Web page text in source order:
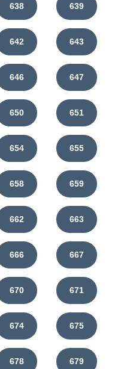
638 639
642 643
646 647
650 651
654 655
658 659
662 663
666 667
670 671
674 675
678 679